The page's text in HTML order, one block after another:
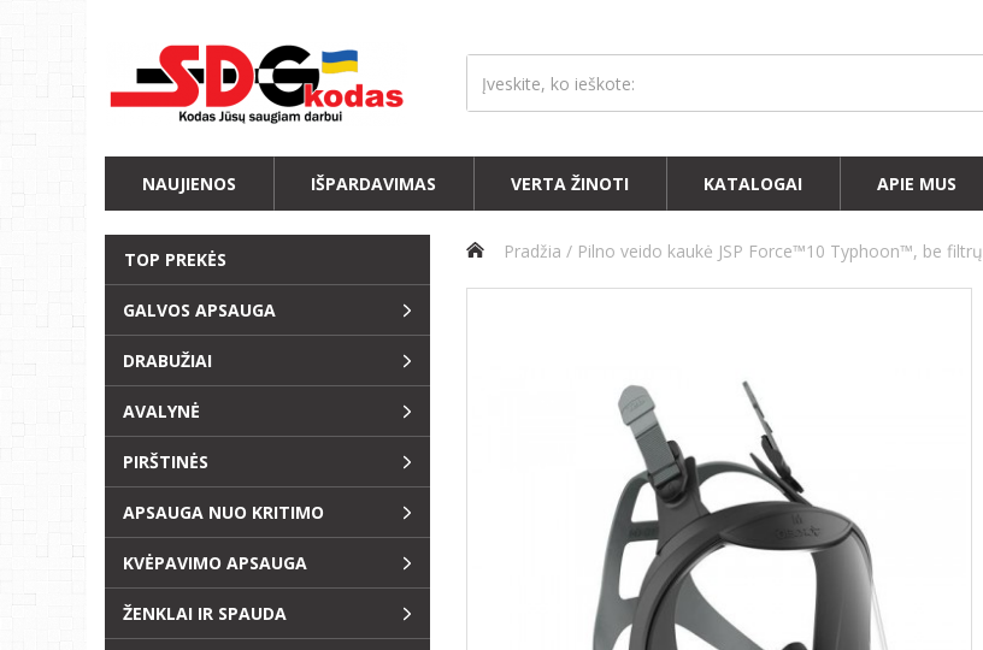
NAUJIENOS IŠPARDAVIMAS VERTA ŽINOTI KATALOGAI APIE MUS
TOP PREKĖS
GALVOS APSAUGA
DRABUŽIAI
AVALYNĖ
PIRŠTINĖS
APSAUGA NUO KRITIMO
KVĖPAVIMO APSAUGA
ŽENKLAI IR SPAUDA
Pradžia Pilno veido kaukė JSP Force™10 Typhoon™, be filtrų